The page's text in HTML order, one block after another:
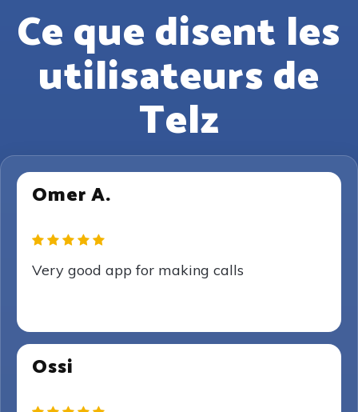
Ce que disent les
utilisateurs de
Telz
Omer A.
Very good app for making calls
Ossi